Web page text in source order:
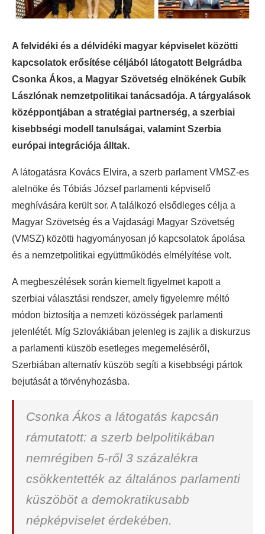
A felvidéki és a délvidéki magyar képviselet közötti
kapcsolatok erősítése céljából látogatott Belgrádba
Csonka Ákos, a Magyar Szövetség elnökének Gubík
Lászlónak nemzetpolitikai tanácsadója. A tárgyalások
középpontjában a stratégiai partnerség, a szerbiai
kisebbségi modell tanulságai, valamint Szerbia
európai integrációja álltak.
A látogatásra Kovács Elvira, a szerb parlament VMSZ-es
alelnöke és Tóbiás József parlamenti képviselő
meghívására került sor. A találkozó elsődleges célja a
Magyar Szövetség és a Vajdasági Magyar Szövetség
(VMSZ) közötti hagyományosan jó kapcsolatok ápolása
és a nemzetpolitikai együttműködés elmélyítése volt.
A megbeszélések során kiemelt figyelmet kapott a
szerbiai választási rendszer, amely figyelemre méltó
módon biztosítja a nemzeti közösségek parlamenti
jelenlétét. Míg Szlovákiában jelenleg is zajlik a diskurzus
a parlamenti küszöb esetleges megemeléséről,
Szerbiában alternatív küszöb segíti a kisebbségi pártok
bejutását a törvényhozásba.
Csonka Ákos a látogatás kapcsán
rámutatott: a szerb belpolitikában
nemrégiben 5-ről 3 százalékra
csökkentették az általános parlamenti
küszöböt a demokratikusabb
népképviselet érdekében.